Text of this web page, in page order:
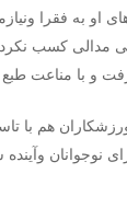
به فقرا
مدالی کسب
و با
ورزشکاران هم با
و‌آینده